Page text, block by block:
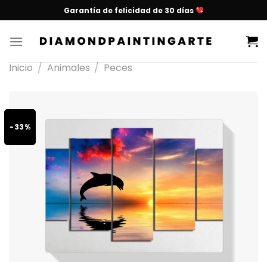
Garantía de felicidad de 30 días
Inicio / Animales / Peces
-33%